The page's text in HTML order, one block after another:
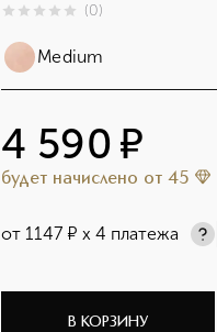
0из 0 (0)
Medium
4 590 ¤
будет начислено от 45
от 1147 ¤ х 4 платежа
В КОРЗИНУ